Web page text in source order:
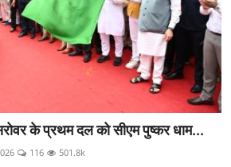
के प्रथम दल को सीएम पुष्कर धाम...
116 501.8k